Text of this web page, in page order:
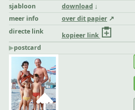
sjabloon
download
meer info
over dit papier
directe link
kopieer link
▶︎postcard